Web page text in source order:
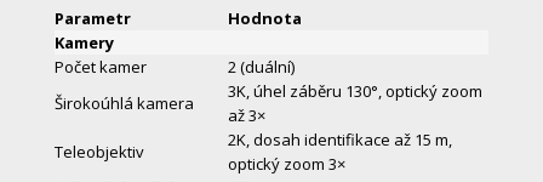
Parametr
Hodnota
Kamery
Počet kamer
2 (duální)
Širokoúhlá kamera
3K, úhel záběru 130°, optický zoom
až 3×
Teleobjektiv
2K, dosah identifikace až 15 m,
optický zoom 3×